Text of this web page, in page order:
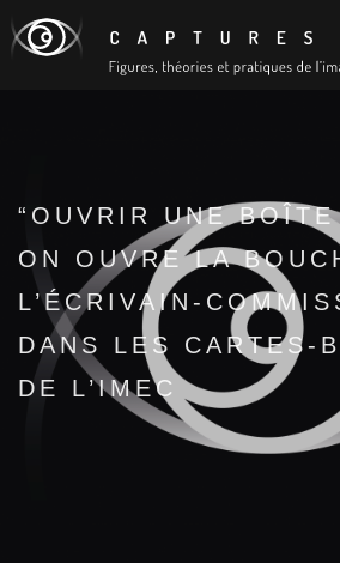
“OUVRIR UNE BOÎTE
ON OUVRE LA
L’ÉCRIVAIN-
DANS LES CARTES-
DE L’IMEC